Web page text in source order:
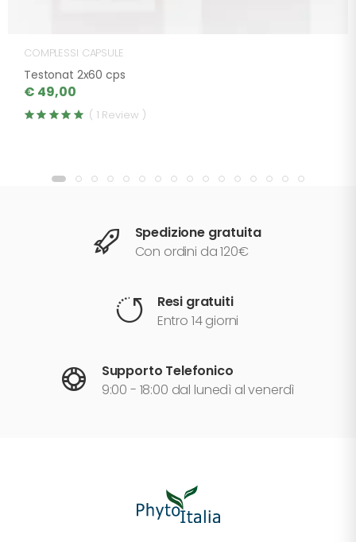
COMPLESSI CAPSULE
Testonat 2x60 cps
€ 49,00
( 1 Review )
Spedizione gratuita
Con ordini da 120€
Resi gratuiti
Entro 14 giorni
Supporto Telefonico
9:00 - 18:00 dal lunedì al venerdì